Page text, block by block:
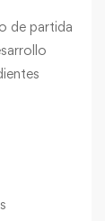
de partida